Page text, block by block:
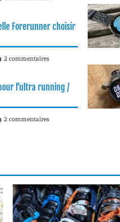
Forerunner choisir
2 commentaires
l’ultra running /
2 commentaires